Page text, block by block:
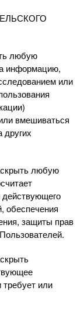
любую
информацию,
или
вмешиваться
других
любую
обеспечения
защиты прав
требует или